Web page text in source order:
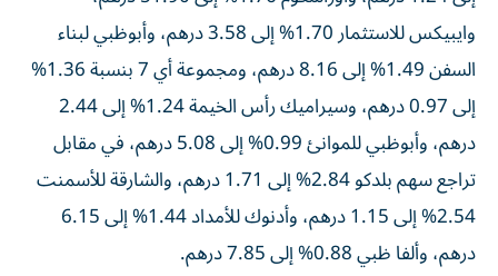
وايبيكس للاستثمار 1.70% إلى 3.58 درهم، وأبوظبي لبناء
السفن 1.49% إلى 8.16 درهم، ومجموعة أي 7 بنسبة 1.36%
إلى 0.97 درهم، وسيراميك رأس الخيمة 1.24% إلى 2.44
درهم، وأبوظبي للموانئ 0.99% إلى 5.08 درهم، في مقابل
تراجع سهم بلدكو 2.84% إلى 1.71 درهم، والشارقة للأسمنت
2.54% إلى 1.15 درهم، وأدنوك للأمداد 1.44% إلى 6.15
درهم، وألفا ظبي 0.88% إلى 7.85 درهم.